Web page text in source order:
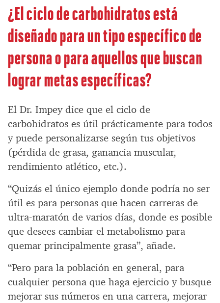
¿El ciclo de carbohidratos está
diseñado para un tipo específico de
persona o para aquellos que buscan
lograr metas específicas?
El Dr. Impey dice que el ciclo de
carbohidratos es útil prácticamente para todos
y puede personalizarse según tus objetivos
(pérdida de grasa, ganancia muscular,
rendimiento atlético, etc.).
“Quizás el único ejemplo donde podría no ser
útil es para personas que hacen carreras de
ultra-maratón de varios días, donde es posible
que desees cambiar el metabolismo para
quemar principalmente grasa”, añade.
“Pero para la población en general, para
cualquier persona que haga ejercicio y busque
mejorar sus números en una carrera, mejorar